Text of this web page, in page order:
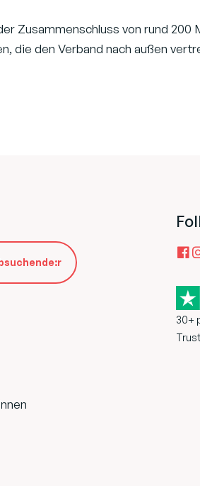
Zusammenschluss von rund 200
die den Verband nach außen
30+